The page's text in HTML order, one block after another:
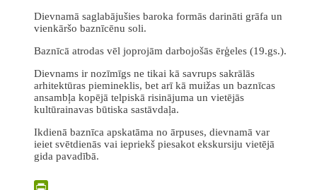
Dievnamā saglabājušies baroka formās darināti grāfa un
vienkāršo baznīcēnu soli.
Baznīcā atrodas vēl joprojām darbojošās ērģeles (19.gs.).
Dievnams ir nozīmīgs ne tikai kā savrups sakrālās
arhitektūras piemineklis, bet arī kā muižas un baznīcas
ansambļa kopējā telpiskā risinājuma un vietējās
kultūrainavas būtiska sastāvdaļa.
Ikdienā baznīca apskatāma no ārpuses, dievnamā var
ieiet svētdienās vai iepriekš piesakot ekskursiju vietējā
gida pavadībā.